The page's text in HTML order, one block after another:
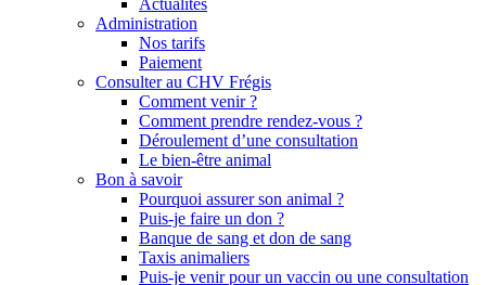
Actualités
Administration
Nos tarifs
Paiement
Consulter au CHV Frégis
Comment venir ?
Comment prendre rendez-vous ?
Déroulement d’une consultation
Le bien-être animal
Bon à savoir
Pourquoi assurer son animal ?
Puis-je faire un don ?
Banque de sang et don de sang
Taxis animaliers
Puis-je venir pour un vaccin ou une consultation